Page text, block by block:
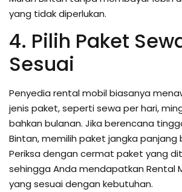
yang tidak diperlukan.
4. Pilih Paket
Sesuai
Penyedia rental mobil biasanya
jenis paket, seperti sewa per hari,
bahkan bulanan. Jika berencana
Bintan, memilih paket jangka panjang
Periksa dengan cermat paket yang
sehingga Anda mendapatkan Rental
yang sesuai dengan kebutuhan.